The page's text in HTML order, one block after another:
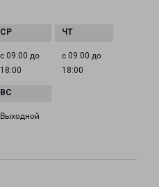
с 09:00 до
18:00
с 09:00 до
18:00
Выходной